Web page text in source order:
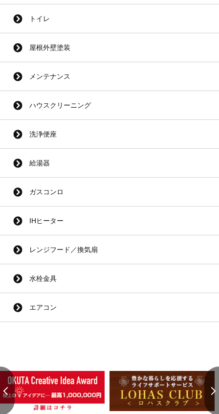
トイレ
屋根外壁塗装
メンテナンス
ハウスクリーニング
洗浄便座
給湯器
ガスコンロ
IHヒーター
レンジフード／換気扇
水栓金具
エアコン